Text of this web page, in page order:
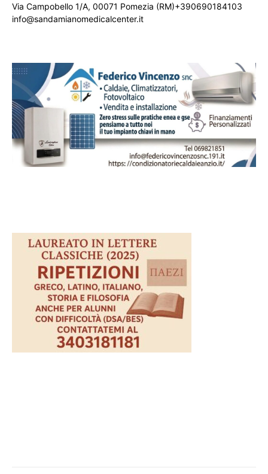
Via Campobello 1/A, 00071 Pomezia (RM)+390690184103
info@sandamianomedicalcenter.it